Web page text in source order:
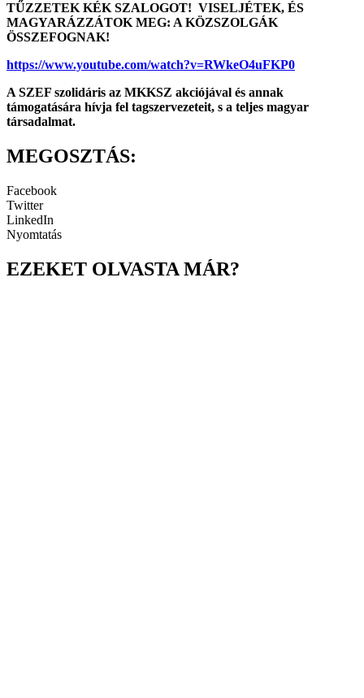
TŰZZETEK KÉK SZALOGOT! VISELJÉTEK, ÉS
MAGYARÁZZÁTOK MEG: A KÖZSZOLGÁK
ÖSSZEFOGNAK!
https://www.youtube.com/watch?v=RWkeO4uFKP0
A SZEF szolidáris az MKKSZ akciójával és annak
támogatására hívja fel tagszervezeteit, s a teljes magyar
társadalmat.
MEGOSZTÁS:
Facebook
Twitter
LinkedIn
Nyomtatás
EZEKET OLVASTA MÁR?